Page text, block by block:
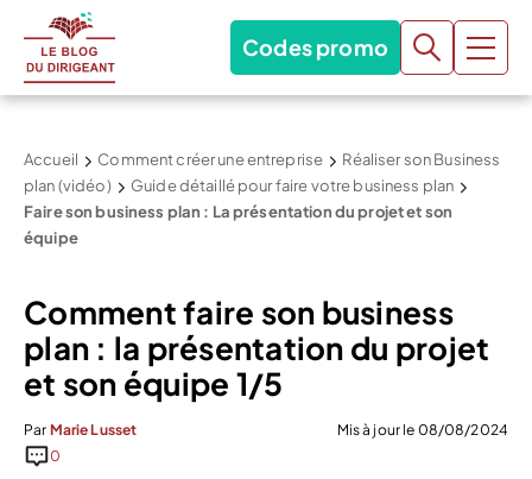
Codes promo
Accueil Comment créer une entreprise
Réaliser son Business
plan (vidéo)
Guide détaillé pour faire votre business plan
Faire son business plan : La présentation du projet et son
équipe
Comment faire son business
plan : la présentation du projet
et son équipe 1/5
Par Marie Lusset
Mis à jour le 08/08/2024
0